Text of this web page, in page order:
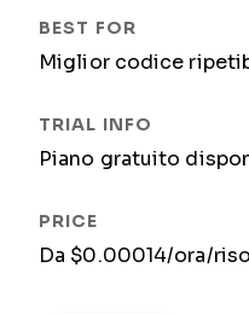
Miglior codice
Piano gratuito
Da $0.00014/ora/